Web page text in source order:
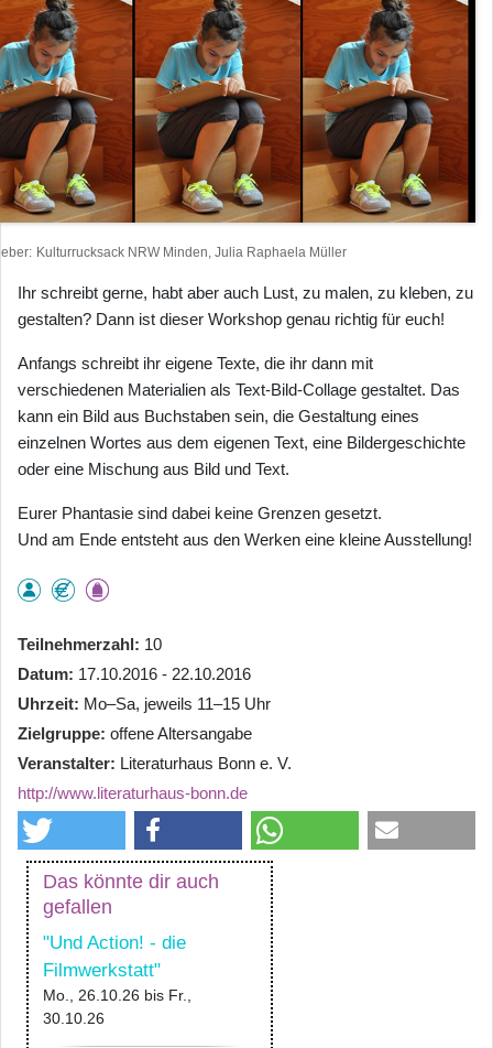
Kulturrucksack NRW Minden, Julia Raphaela Müller
Ihr schreibt gerne, habt aber auch Lust, zu malen, zu kleben, zu
gestalten? Dann ist dieser Workshop genau richtig für euch!
Anfangs schreibt ihr eigene Texte, die ihr dann mit
verschiedenen Materialien als Text-Bild-Collage gestaltet. Das
kann ein Bild aus Buchstaben sein, die Gestaltung eines
einzelnen Wortes aus dem eigenen Text, eine Bildergeschichte
oder eine Mischung aus Bild und Text.
Eurer Phantasie sind dabei keine Grenzen gesetzt.
Und am Ende entsteht aus den Werken eine kleine Ausstellung!
Teilnehmerzahl
10
Datum 17.10.2016 - 22.10.2016
Uhrzeit Mo–Sa, jeweils 11–15 Uhr
Zielgruppe offene Altersangabe
Veranstalter Literaturhaus Bonn e. V.
http://www.literaturhaus-bonn.de
Das könnte dir auch
gefallen
"Und Action! - die
Filmwerkstatt"
Mo., 26.10.26 bis Fr.,
30.10.26